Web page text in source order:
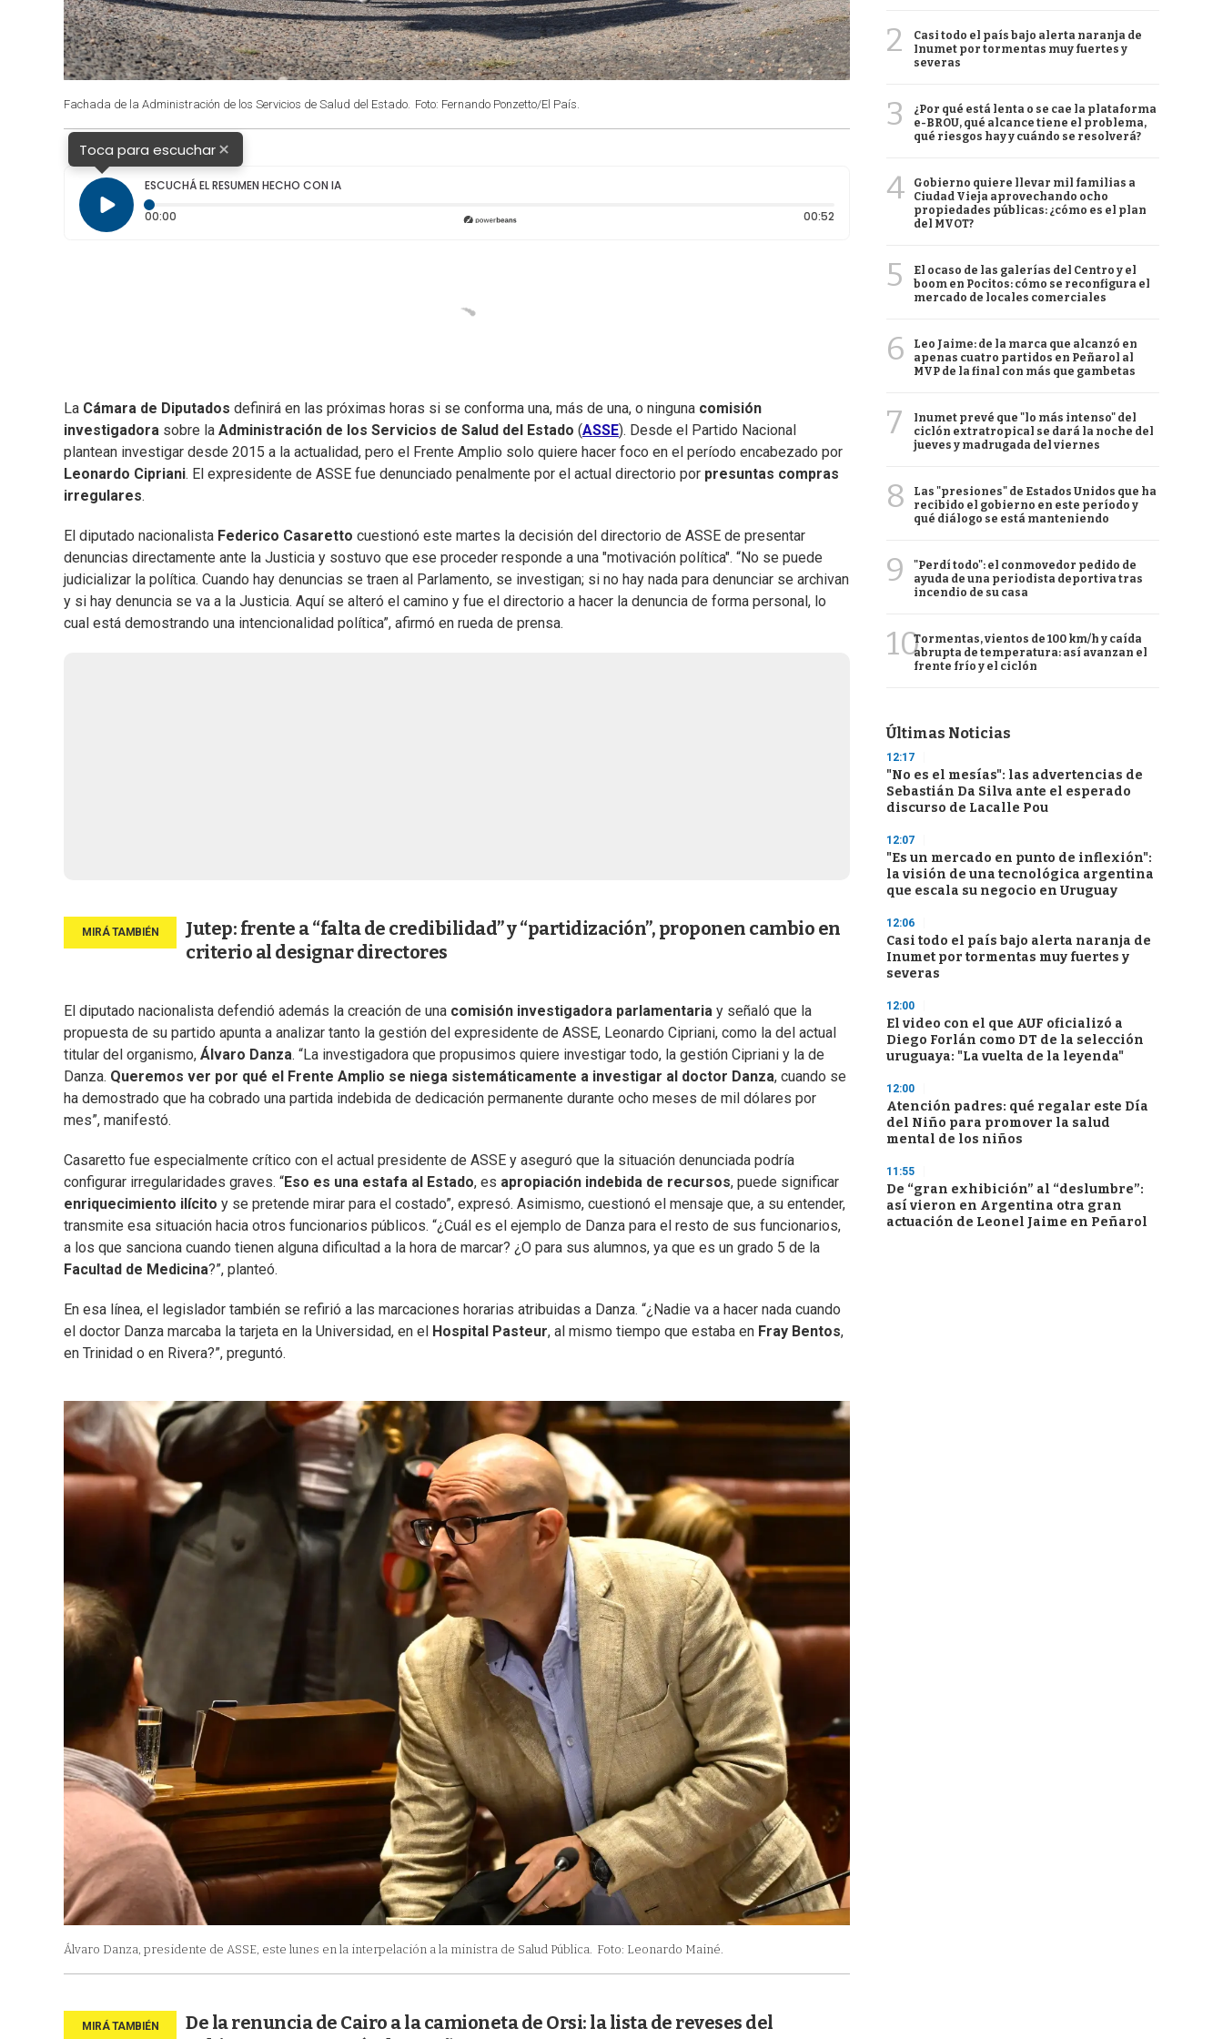
Fachada de la Administración de los Servicios de Salud del Estado. Foto: Fernando Ponzetto/El País.
Toca para escuchar×
ESCUCHÁ EL RESUMEN HECHO CON IA
00:00
00:52Duración: 52 segundos
La Cámara de Diputados definirá en las próximas horas si se conforma una, más de una, o ninguna comisión
investigadora sobre la Administración de los Servicios de Salud del Estado (ASSE). Desde el Partido Nacional
plantean investigar desde 2015 a la actualidad, pero el Frente Amplio solo quiere hacer foco en el período encabezado por
Leonardo Cipriani. El expresidente de ASSE fue denunciado penalmente por el actual directorio por presuntas compras
irregulares.
El diputado nacionalista Federico Casaretto cuestionó este martes la decisión del directorio de ASSE de presentar
denuncias directamente ante la Justicia y sostuvo que ese proceder responde a una "motivación política". “No se puede
judicializar la política. Cuando hay denuncias se traen al Parlamento, se investigan; si no hay nada para denunciar se archivan
y si hay denuncia se va a la Justicia. Aquí se alteró el camino y fue el directorio a hacer la denuncia de forma personal, lo
cual está demostrando una intencionalidad política”, afirmó en rueda de prensa.
Jutep: frente a “falta de credibilidad” y “partidización”, proponen cambio en
criterio al designar directores
El diputado nacionalista defendió además la creación de una comisión investigadora parlamentaria y señaló que la
propuesta de su partido apunta a analizar tanto la gestión del expresidente de ASSE, Leonardo Cipriani, como la del actual
titular del organismo, Álvaro Danza. “La investigadora que propusimos quiere investigar todo, la gestión Cipriani y la de
Danza. Queremos ver por qué el Frente Amplio se niega sistemáticamente a investigar al doctor Danza, cuando se
ha demostrado que ha cobrado una partida indebida de dedicación permanente durante ocho meses de mil dólares por
mes”, manifestó.
Casaretto fue especialmente crítico con el actual presidente de ASSE y aseguró que la situación denunciada podría
configurar irregularidades graves. “Eso es una estafa al Estado, es apropiación indebida de recursos, puede significar
enriquecimiento ilícito y se pretende mirar para el costado”, expresó. Asimismo, cuestionó el mensaje que, a su entender,
transmite esa situación hacia otros funcionarios públicos. “¿Cuál es el ejemplo de Danza para el resto de sus funcionarios,
a los que sanciona cuando tienen alguna dificultad a la hora de marcar? ¿O para sus alumnos, ya que es un grado 5 de la
Facultad de Medicina?”, planteó.
En esa línea, el legislador también se refirió a las marcaciones horarias atribuidas a Danza. “¿Nadie va a hacer nada cuando
el doctor Danza marcaba la tarjeta en la Universidad, en el
Hospital Pasteur, al mismo tiempo que estaba en Fray Bentos,
en Trinidad o en Rivera?”, preguntó.
Álvaro Danza, presidente de ASSE, este lunes en la interpelación a la ministra de Salud Pública. Foto: Leonardo Mainé.
De la renuncia de Cairo a la camioneta de Orsi: la lista de reveses del
2
Casi todo el país bajo alerta naranja de
Inumet por tormentas muy fuertes y
severas
3
¿Por qué está lenta o se cae la plataforma
e-BROU, qué alcance tiene el problema,
qué riesgos hay y cuándo se resolverá?
4
Gobierno quiere llevar mil familias a
Ciudad Vieja aprovechando ocho
propiedades públicas: ¿cómo es el plan
del MVOT?
5
El ocaso de las galerías del Centro y el
boom en Pocitos: cómo se reconfigura el
mercado de locales comerciales
6
Leo Jaime: de la marca que alcanzó en
apenas cuatro partidos en Peñarol al
MVP de la final con más que gambetas
7
Inumet prevé que "lo más intenso" del
ciclón extratropical se dará la noche del
jueves y madrugada del viernes
8
Las "presiones" de Estados Unidos que ha
recibido el gobierno en este período y
qué diálogo se está manteniendo
9
"Perdí todo": el conmovedor pedido de
ayuda de una periodista deportiva tras
incendio de su casa
10Tormentas, vientos de 100 km/h y caída
abrupta de temperatura: así avanzan el
frente frío y el ciclón
Últimas Noticias
12:17
"No es el mesías": las advertencias de
Sebastián Da Silva ante el esperado
discurso de Lacalle Pou
12:07
"Es un mercado en punto de inflexión":
la visión de una tecnológica argentina
que escala su negocio en Uruguay
12:06
Casi todo el país bajo alerta naranja de
Inumet por tormentas muy fuertes y
severas
12:00
El video con el que AUF oficializó a
Diego Forlán como DT de la selección
uruguaya: "La vuelta de la leyenda"
12:00
Atención padres: qué regalar este Día
del Niño para promover la salud
mental de los niños
11:55
De “gran exhibición” al “deslumbre”:
así vieron en Argentina otra gran
actuación de Leonel Jaime en Peñarol